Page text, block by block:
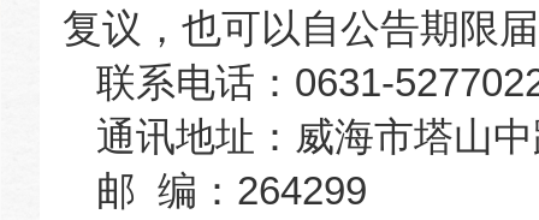
复议，也可以自公告期限
联系电话：0631-
通讯地址：威海市塔山
邮 编：264299